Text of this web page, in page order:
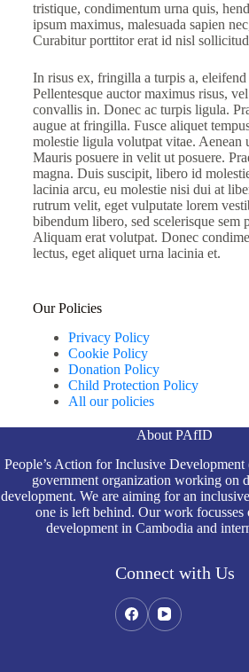
tristique, condimentum urna quis,
ipsum maximus, malesuada sapien
Curabitur porttitor erat id nisl
In risus ex, fringilla a turpis a, eleifend
Pellentesque auctor maximus risus,
convallis in. Donec ac turpis ligula.
augue at fringilla. Fusce aliquet
molestie ligula volutpat vitae. Aenean
Mauris posuere in velit ut posuere.
magna. Duis suscipit, libero id
lacinia arcu, eu molestie nisi dui at
rutrum velit, eget vulputate lorem
bibendum libero, sed scelerisque sem
Aliquam erat volutpat. Donec
lectus, eget aliquet urna lacinia et.
Our Policies
Privacy Policy
Cookie Policy
Donation Policy
Child Protection Policy
All our policies
About PAfID
People’s Action for Inclusive
government organization working on
development. We are aiming for an
one is left behind. Our work focusses
development in Cambodia and
Connect with Us